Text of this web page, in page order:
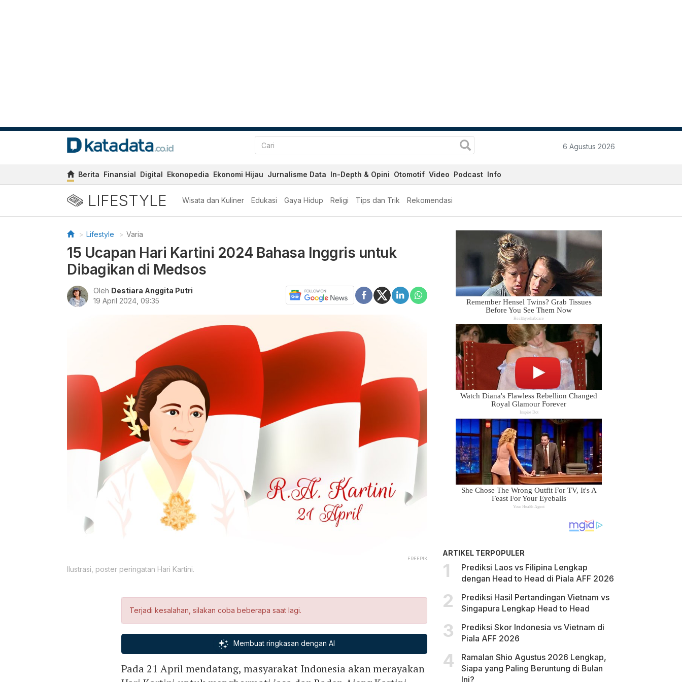
6 Agustus 2026
Berita Finansial Digital Ekonopedia Ekonomi Hijau Jurnalisme Data In-Depth & Opini Otomotif Video Podcast Info
LIFESTYLE Wisata dan Kuliner Edukasi Gaya Hidup Religi Tips dan Trik Rekomendasi
Lifestyle Varia
15 Ucapan Hari Kartini 2024 Bahasa Inggris untuk
Dibagikan di Medsos
Oleh Destiara Anggita Putri
19 April 2024, 09:35
FREEPIK
Ilustrasi, poster peringatan Hari Kartini.
Terjadi kesalahan, silakan coba beberapa saat lagi.
Membuat ringkasan dengan AI
Pada 21 April mendatang, masyarakat Indonesia akan merayakan
ARTIKEL TERPOPULER
Prediksi Laos vs Filipina Lengkap
dengan Head to Head di Piala AFF 2026
Prediksi Hasil Pertandingan Vietnam vs
Singapura Lengkap Head to Head
Prediksi Skor Indonesia vs Vietnam di
Piala AFF 2026
Ramalan Shio Agustus 2026 Lengkap,
Siapa yang Paling Beruntung di Bulan
Ini?